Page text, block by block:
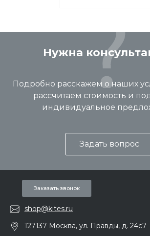
Нужна
Подробно расскажем о наших
рассчитаем стоимость и
индивидуальное
Задать вопрос
Заказать звонок
shop@kites.ru
127137 Москва, ул. Правды, д. 24с7